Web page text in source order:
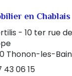
en Chablais
- 10 ter rue de
Thonon-les-
43 06 15